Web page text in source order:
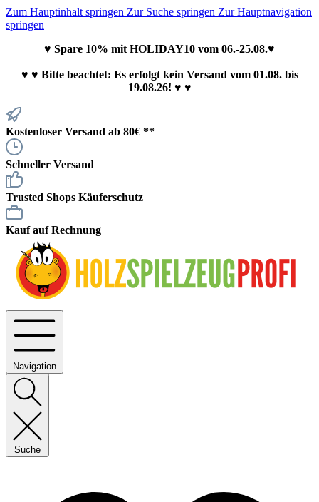
Zum Hauptinhalt springen Zur Suche springen Zur Hauptnavigation
springen
♥ Spare 10% mit HOLIDAY10 vom 06.-25.08.♥
♥ ♥ Bitte beachtet: Es erfolgt kein Versand vom 01.08. bis
19.08.26! ♥ ♥
Kostenloser Versand ab 80€ **
Schneller Versand
Trusted Shops Käuferschutz
Kauf auf Rechnung
Navigation
Suche